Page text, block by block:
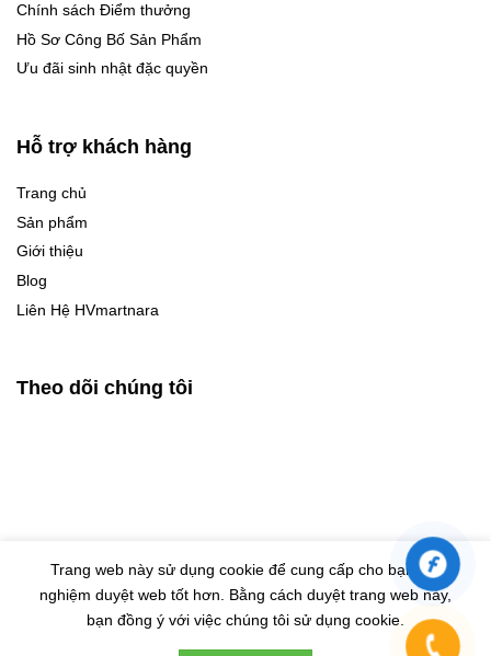
Chính sách Điểm thưởng
Hồ Sơ Công Bố Sản Phẩm
Ưu đãi sinh nhật đặc quyền
Hỗ trợ khách hàng
Trang chủ
Sản phẩm
Giới thiệu
Blog
Liên Hệ HVmartnara
Theo dõi chúng tôi
© Bản quyền thuộc về HVMARTNARA | Design by Eras VietNam
Trang web này sử dụng cookie để cung cấp cho bạn trải
nghiệm duyệt web tốt hơn. Bằng cách duyệt trang web này,
bạn đồng ý với việc chúng tôi sử dụng cookie.